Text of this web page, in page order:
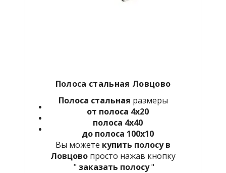
Полоса стальная Ловцово
Полоса стальная размеры
от полоса 4х20
полоса 4х40
до полоса 100х10
Вы можете купить полосу в
Ловцово просто нажав кнопку
" заказать полосу"